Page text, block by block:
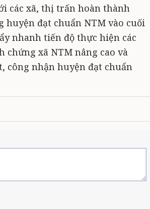
các xã, thị trấn hoàn thành
huyện đạt chuẩn NTM vào cuối
nhanh tiến độ thực hiện các
xã NTM nâng cao và
công nhận huyện đạt chuẩn